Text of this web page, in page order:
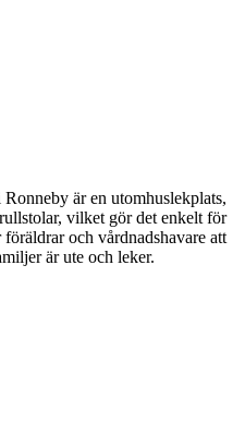
är en utomhuslekplats,
vilket gör det enkelt för
och vårdnadshavare att
är ute och leker.